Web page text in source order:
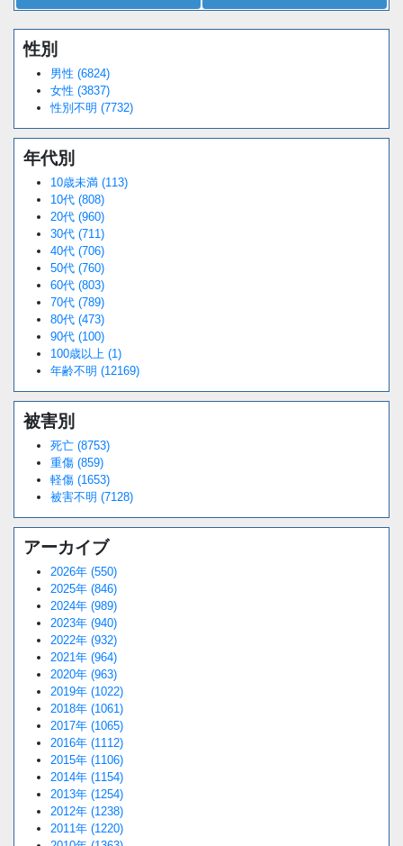
性別
男性 (6824)
女性 (3837)
性別不明 (7732)
年代別
10歳未満 (113)
10代 (808)
20代 (960)
30代 (711)
40代 (706)
50代 (760)
60代 (803)
70代 (789)
80代 (473)
90代 (100)
100歳以上 (1)
年齢不明 (12169)
被害別
死亡 (8753)
重傷 (859)
軽傷 (1653)
被害不明 (7128)
アーカイブ
2026年 (550)
2025年 (846)
2024年 (989)
2023年 (940)
2022年 (932)
2021年 (964)
2020年 (963)
2019年 (1022)
2018年 (1061)
2017年 (1065)
2016年 (1112)
2015年 (1106)
2014年 (1154)
2013年 (1254)
2012年 (1238)
2011年 (1220)